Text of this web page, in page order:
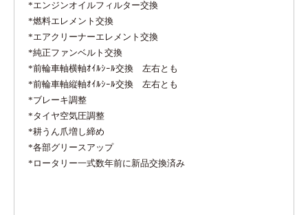
*エンジンオイルフィルター交換
*燃料エレメント交換
*エアクリーナーエレメント交換
*純正ファンベルト交換
*前輪車軸横軸ｵｲﾙｼｰﾙ交換 左右とも
*前輪車軸縦軸ｵｲﾙｼｰﾙ交換 左右とも
*ブレーキ調整
*タイヤ空気圧調整
*耕うん爪増し締め
*各部グリースアップ
*ロータリー一式数年前に新品交換済み